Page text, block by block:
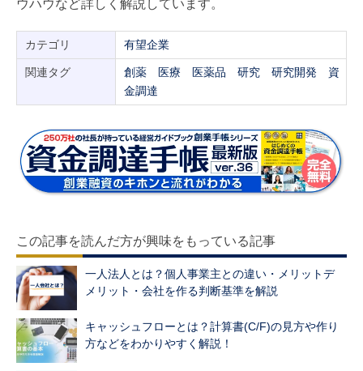
ウハウなど詳しく解説しています。
カテゴリ 有望企業
関連タグ 創薬 医療 医薬品 研究 研究開発
資
金調達
この記事を読んだ方が興味をもっている記事
一人法人とは？個人事業主との違い・メリットデ
メリット・会社を作る判断基準を解説
キャッシュフローとは？計算書(C/F)の見方や作り
方などをわかりやすく解説！